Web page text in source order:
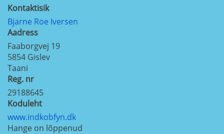
Kontaktisik
Bjarne Roe Iversen
Aadress
Faaborgvej 19
5854 Gislev
Taani
Reg. nr
29188645
Koduleht
www.indkobfyn.dk
Hange on lõppenud